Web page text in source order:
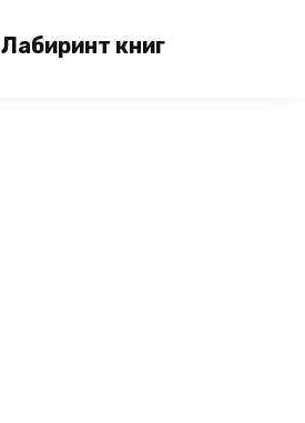
Лабиринт книг